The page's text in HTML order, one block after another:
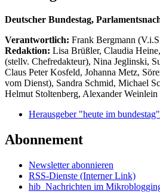
Deutscher Bundestag,
Verantwortlich: Frank Bergmann
Redaktion: Lisa Brüßler, Claudia
(stellv. Chefredakteur), Nina Jeglinski,
Claus Peter Kosfeld, Johanna Metz,
vom Dienst), Sandra Schmid, Michael
Helmut Stoltenberg, Alexander Weinlein
Herausgeber "heute im
Abonnement
Newsletter abonnieren
RSS-Dienste (Interner Link)
hib_Nachrichten im